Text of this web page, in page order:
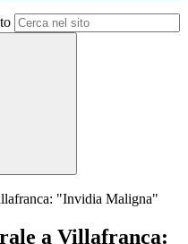
"Invidia Maligna"
a Villafranca: